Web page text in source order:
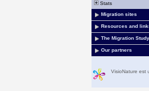
Stats
Migration sites
Resources and
The Migration
Our partners
VisioNature est